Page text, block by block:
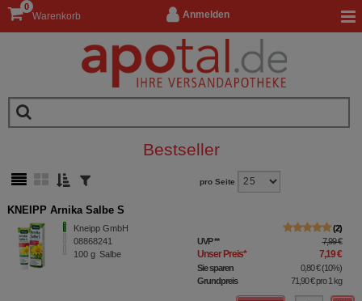
Anmelden
Warenkorb
0
Bestseller
pro Seite
KNEIPP Arnika Salbe S
Kneipp GmbH
08868241
100 g Salbe
2
UVP** 7,99 €
Unser Preis* 7,19 €
Sie sparen 0,80 €(10%)
Grundpreis
71,90 €pro 1 kg